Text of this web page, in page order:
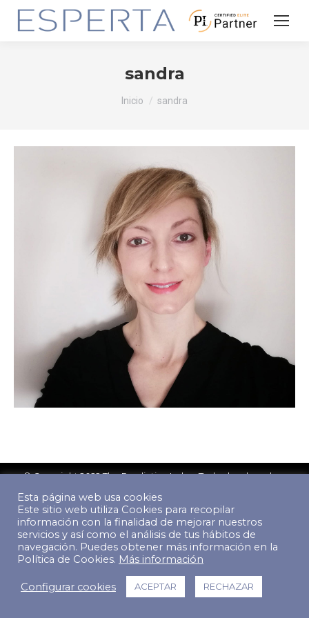
sandra
Estás aquí:
Inicio sandra
© Copyright 2022 The Predictive Index. Todos los derechos
Footer Menu
Esta página web usa cookies
Este sitio web utiliza Cookies para recopilar
información con la finalidad de mejorar nuestros
servicios y así como el análisis de tus hábitos de
navegación. Puedes obtener más información en la
Política de Cookies. Más información
Configurar cookies ACEPTAR RECHAZAR